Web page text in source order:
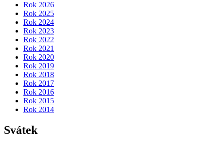
Rok 2026
Rok 2025
Rok 2024
Rok 2023
Rok 2022
Rok 2021
Rok 2020
Rok 2019
Rok 2018
Rok 2017
Rok 2016
Rok 2015
Rok 2014
Svátek